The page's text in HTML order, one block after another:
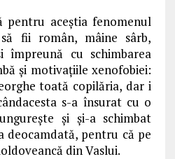
pentru aceștia fenomenul
fii român, mâine sârb,
împreună cu schimbarea
și motivațiile xenofobiei:
toată copilăria, dar i
s-a însurat cu o
și și-a schimbat
deocamdată, pentru că pe
din Vaslui.